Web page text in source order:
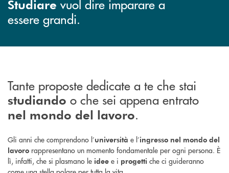
Studiare vuol dire imparare a
essere grandi.
Tante proposte dedicate a te che stai
studiando o che sei appena entrato
nel mondo del lavoro.
Gli anni che comprendono l’università e l’ingresso nel mondo del
lavoro rappresentano un momento fondamentale per ogni persona. È
lì, infatti, che si plasmano le idee e i progetti che ci guideranno